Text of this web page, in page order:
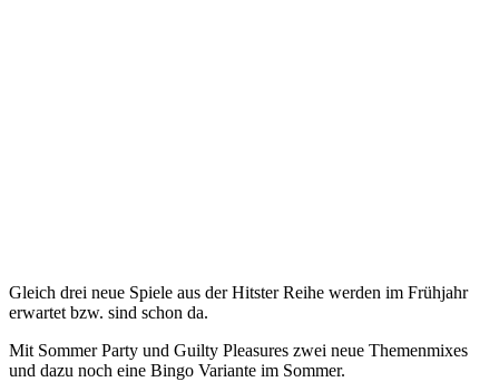
Gleich drei neue Spiele aus der Hitster Reihe werden im Frühjahr
erwartet bzw. sind schon da.
Mit Sommer Party und Guilty Pleasures zwei neue Themenmixes
und dazu noch eine Bingo Variante im Sommer.